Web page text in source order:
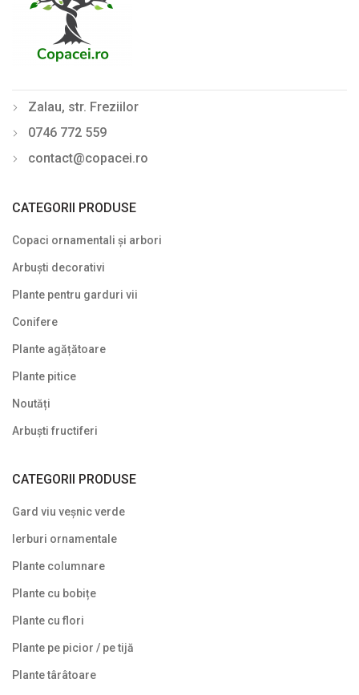
Zalau, str. Freziilor
0746 772 559
contact@copacei.ro
CATEGORII PRODUSE
Copaci ornamentali și arbori
Arbuști decorativi
Plante pentru garduri vii
Conifere
Plante agățătoare
Plante pitice
Noutăți
Arbuști fructiferi
CATEGORII PRODUSE
Gard viu veșnic verde
Ierburi ornamentale
Plante columnare
Plante cu bobițe
Plante cu flori
Plante pe picior / pe tijă
Plante târâtoare